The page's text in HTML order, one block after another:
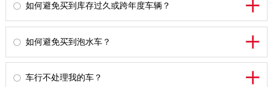
如何避免买到库存过久或跨年度车辆？
如何避免买到泡水车？
车行不处理我的车？